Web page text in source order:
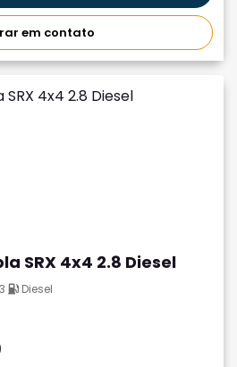
em contato
SRX 4x4 2.8 Diesel
Diesel